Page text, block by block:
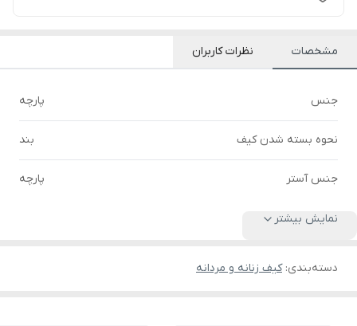
مشخصات نظرات کاربران
جنس پارچه
نحوه بسته شدن کیف بند
جنس آستر پارچه
نمایش بیشتر
دسته‌بندی:کیف زنانه و مردانه